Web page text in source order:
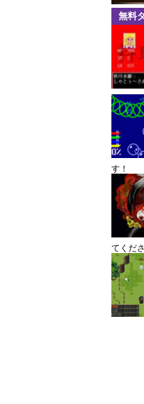
無料
す！
てくだ